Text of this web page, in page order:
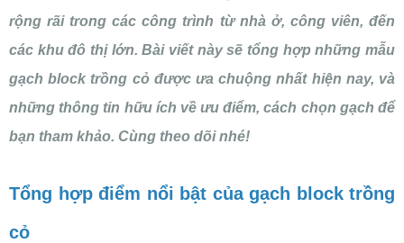
rộng rãi trong các công trình từ nhà ở, công viên, đến
các khu đô thị lớn. Bài viết này sẽ tổng hợp những mẫu
gạch block trồng cỏ được ưa chuộng nhất hiện nay, và
những thông tin hữu ích về ưu điểm, cách chọn gạch để
bạn tham khảo. Cùng theo dõi nhé!
Tổng hợp điểm nổi bật của gạch block trồng
cỏ